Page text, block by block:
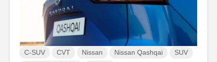
C-SUV CVT Nissan Nissan Qashqai
SUV